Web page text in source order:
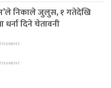
निकाले जुलुस, १ गतेदेखि
धर्ना दिने चेतावनी